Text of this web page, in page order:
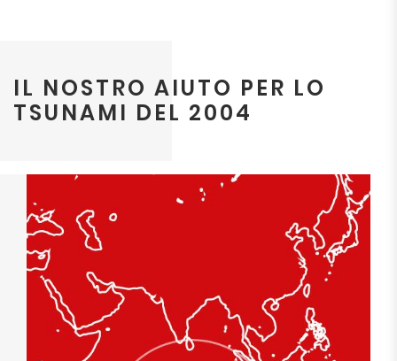
IL NOSTRO AIUTO PER LO
TSUNAMI DEL 2004